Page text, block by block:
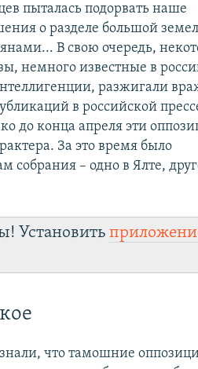
пыталась подорвать наше
о разделе большой
В свою очередь,
немного известные в
разжигали
в российской
до конца апреля эти
За это время было
– одно в Ялте,
Установить
что тамошние